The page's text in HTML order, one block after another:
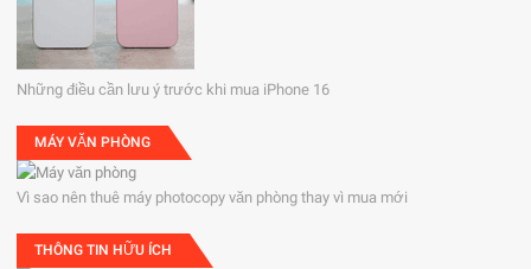
Những điều cần lưu ý trước khi mua iPhone 16
MÁY VĂN PHÒNG
Vì sao nên thuê máy photocopy văn phòng thay vì mua mới
THÔNG TIN HỮU ÍCH